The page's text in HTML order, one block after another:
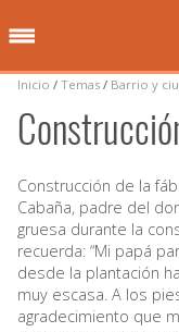
Inicio / Temas / Barrio y
Construcción de la
Cabaña, padre del
gruesa durante la
recuerda: “Mi papá
desde la plantación
muy escasa. A los
agradecimiento que